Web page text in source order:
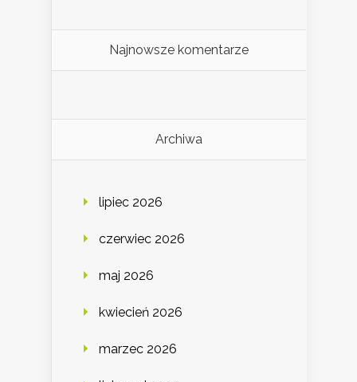
Najnowsze komentarze
Archiwa
lipiec 2026
czerwiec 2026
maj 2026
kwiecień 2026
marzec 2026